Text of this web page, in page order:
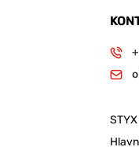
STYX